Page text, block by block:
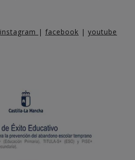
instagram | facebook | youtube